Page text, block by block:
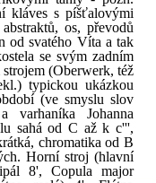
kláves s píšťalovými
os, převodů
od svatého Víta a tak
se svým zadním
(Oberwerk, též
typickou ukázkou
(ve smyslu slov
varhaníka Johanna
sahá od C až k c''',
chromatika od B
Horní stroj (hlavní
8', Copula major